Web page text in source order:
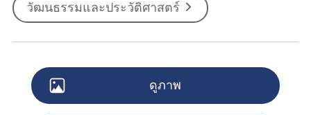
วัฒนธรรมและประวัติศาสตร์
ดูภาพ